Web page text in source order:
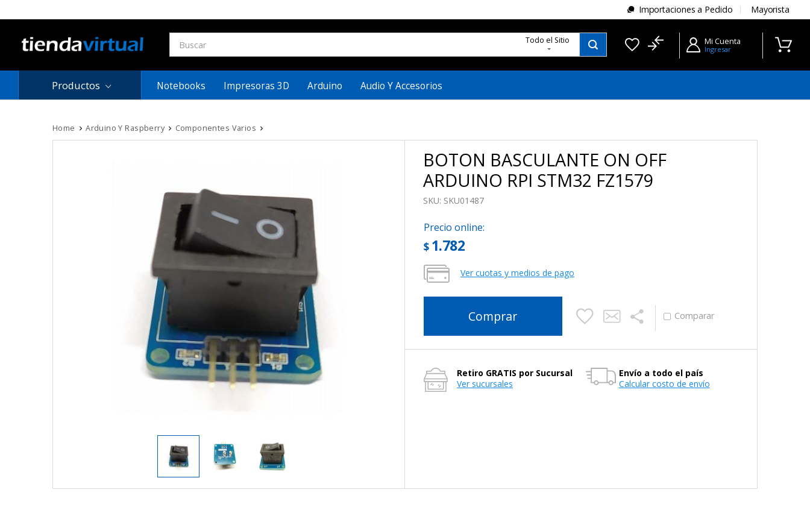
Importaciones a Pedido Mayorista
Todo el Sitio Mi Cuenta
Ingresar
Productos Notebooks Impresoras 3D Arduino Audio Y Accesorios
Home Arduino Y Raspberry Componentes Varios
BOTON BASCULANTE ON OFF
ARDUINO RPI STM32 FZ1579
SKU: SKU01487
Precio online:
$ 1.782
Ver cuotas y medios de pago
Comprar
Retiro GRATIS por Sucursal
Ver sucursales
Envío a todo el país
Calcular costo de envío